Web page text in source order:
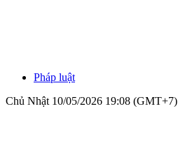
Pháp luật
Chủ Nhật 10/05/2026 19:08 (GMT+7)